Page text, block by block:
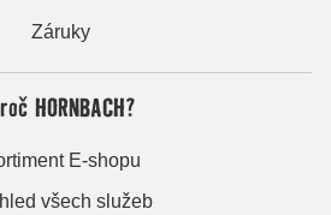
Záruky
HORNBACH?
E-shopu
všech služeb